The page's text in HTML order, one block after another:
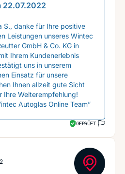
22.07.2022
S., danke für Ihre positive
Leistungen unseres Wintec
GmbH & Co. KG in
Ihrem Kundenerlebnis
uns in unserem
Einsatz für unsere
Ihnen allzeit gute Sicht
Ihre Weiterempfehlung!
Autoglas Online Team”
GEPRÜFT